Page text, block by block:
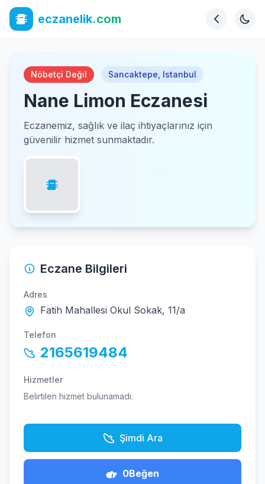
eczanelik.com
Nöbetçi Değil Sancaktepe Istanbul
Nane Limon Eczanesi
Eczanemiz, sağlık ve ilaç ihtiyaçlarınız için
güvenilir hizmet sunmaktadır.
Eczane Bilgileri
Adres
Fatih Mahallesi Okul Sokak, 11/a
Telefon
2165619484
Hizmetler
Belirtilen hizmet bulunamadı.
Şimdi Ara
0Beğen